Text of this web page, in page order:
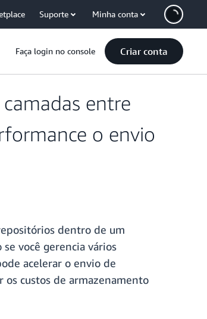
Suporte Minha conta
Faça login no console Criar conta
entre
o envio
dentro de um
você gerencia vários
acelerar o envio de
custos de armazenamento